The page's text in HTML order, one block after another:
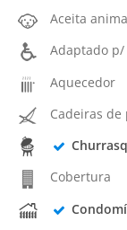
Aceita
Adaptado
Aquecedor
Cadeiras de
Cobertura